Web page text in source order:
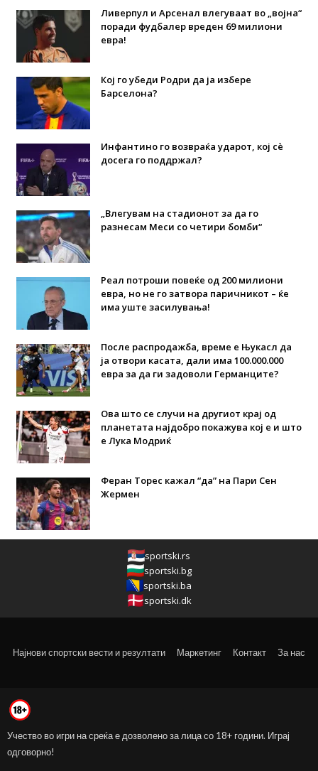
Ливерпул и Арсенал влегуваат во „војна“
поради фудбалер вреден 69 милиони
евра!
Кој го убеди Родри да ја избере
Барселона?
Инфантино го возвраќа ударот, кој сè
досега го поддржал?
„Влегувам на стадионот за да го
разнесам Меси со четири бомби“
Реал потроши повеќе од 200 милиони
евра, но не го затвора паричникот – ќе
има уште засилувања!
После распродажба, време е Њукасл да
ја отвори касата, дали има 100.000.000
евра за да ги задоволи Германците?
Ова што се случи на другиот крај од
планетата најдобро покажува кој е и што
е Лука Модриќ
Феран Торес кажал “да” на Пари Сен
Жермен
sportski.rs
sportski.bg
sportski.ba
sportski.dk
Најнови спортски вести и резултати Маркетинг Контакт За нас
Учество во игри на среќа е дозволено за лица со 18+ години. Играј
одговорно!